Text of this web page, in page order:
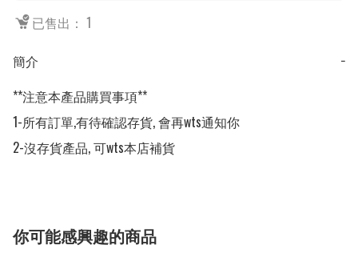
已售出： 1
簡介
−
**注意本產品購買事項**
1-所有訂單,有待確認存貨, 會再wts通知你
2-沒存貨產品, 可wts本店補貨
你可能感興趣的商品